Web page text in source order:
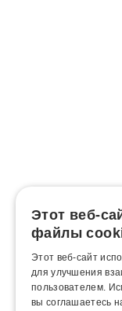
Этот веб-
файлы
Этот веб-сайт
для улучшения
пользователем.
вы соглашаетесь